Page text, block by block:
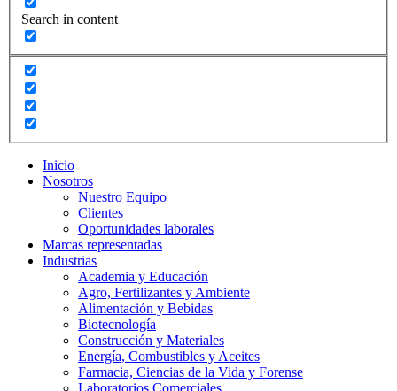
Search in content
Inicio
Nosotros
Nuestro Equipo
Clientes
Oportunidades laborales
Marcas representadas
Industrias
Academia y Educación
Agro, Fertilizantes y Ambiente
Alimentación y Bebidas
Biotecnología
Construcción y Materiales
Energía, Combustibles y Aceites
Farmacia, Ciencias de la Vida y Forense